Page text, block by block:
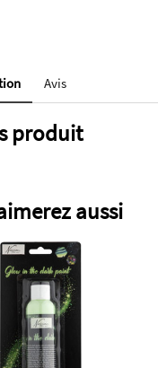
Avis
produit
aussi